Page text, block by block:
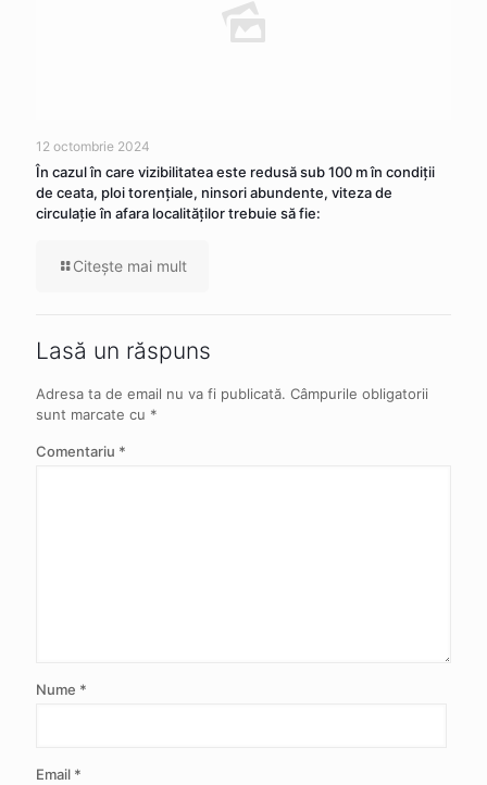
12 octombrie 2024
În cazul în care vizibilitatea este redusă sub 100 m în condiţii
de ceata, ploi torenţiale, ninsori abundente, viteza de
circulaţie în afara localităţilor trebuie să fie:
Citeşte mai mult
Lasă un răspuns
Adresa ta de email nu va fi publicată. Câmpurile obligatorii
sunt marcate cu *
Comentariu *
Nume *
Email *